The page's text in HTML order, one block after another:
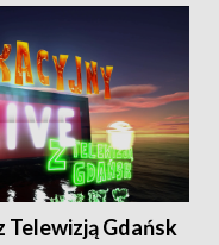
Telewizją Gdańsk